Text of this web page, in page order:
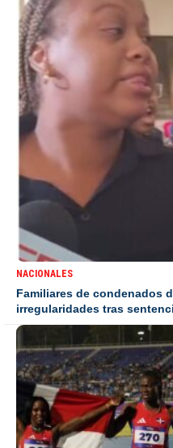
NACIONALES
Familiares de condenados
irregularidades tras